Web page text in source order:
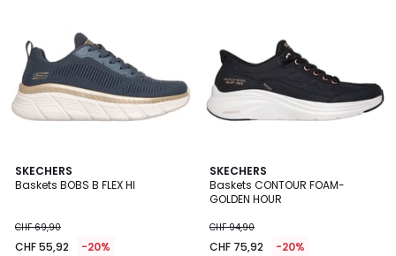
SKECHERS
Baskets BOBS B FLEX HI
CHF 69,90
CHF 55,92 -20%
SKECHERS
Baskets CONTOUR FOAM-
GOLDEN HOUR
CHF 94,90
CHF 75,92 -20%